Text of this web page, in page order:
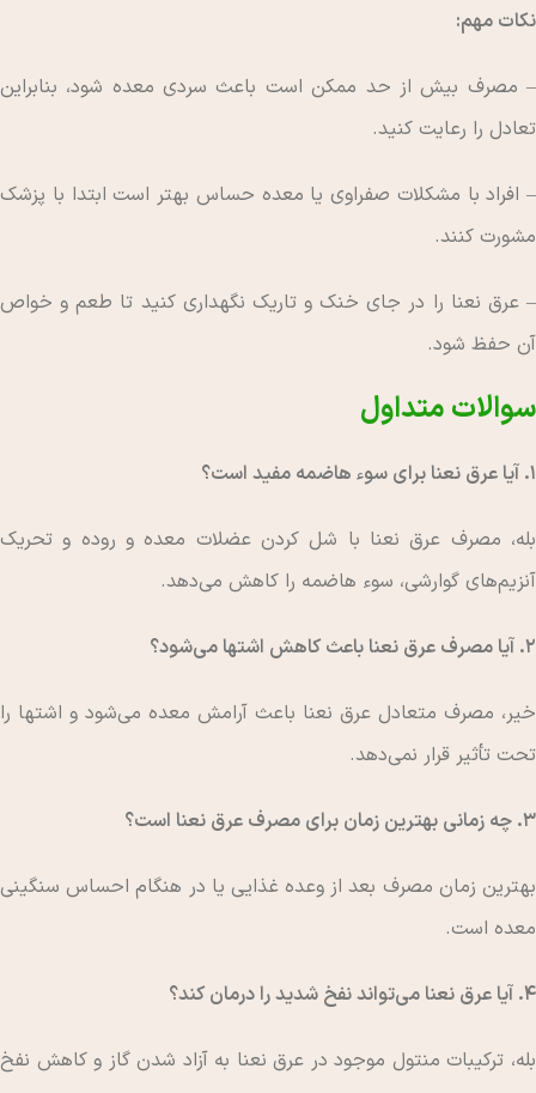
نکات مهم:
– مصرف بیش از حد ممکن است باعث سردی معده شود، بنابراین
تعادل را رعایت کنید.
– افراد با مشکلات صفراوی یا معده حساس بهتر است ابتدا با پزشک
مشورت کنند.
– عرق نعنا را در جای خنک و تاریک نگهداری کنید تا طعم و خواص
آن حفظ شود.
سوالات متداول
۱. آیا عرق نعنا برای سوء هاضمه مفید است؟
بله، مصرف عرق نعنا با شل کردن عضلات معده و روده و تحریک
آنزیم‌های گوارشی، سوء هاضمه را کاهش می‌دهد.
۲. آیا مصرف عرق نعنا باعث کاهش اشتها می‌شود؟
خیر، مصرف متعادل عرق نعنا باعث آرامش معده می‌شود و اشتها را
تحت تأثیر قرار نمی‌دهد.
۳. چه زمانی بهترین زمان برای مصرف عرق نعنا است؟
بهترین زمان مصرف بعد از وعده غذایی یا در هنگام احساس سنگینی
معده است.
۴. آیا عرق نعنا می‌تواند نفخ شدید را درمان کند؟
بله، ترکیبات منتول موجود در عرق نعنا به آزاد شدن گاز و کاهش نفخ